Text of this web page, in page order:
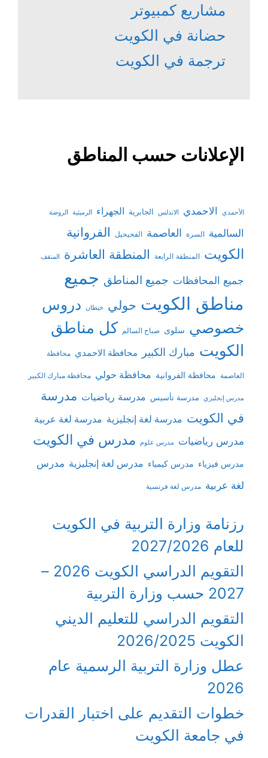
مشاريع كمبيوتر
حضانة في الكويت
ترجمة في الكويت
الإعلانات حسب المناطق
الأحمدي الاحمدي الاندلس الجابرية الجهراء الرميثية الروضة
السالمية السرة العاصمة الفحيحيل الفروانية
الكويت المنطقة الرابعة المنطقة العاشرة المنقف
جميع المحافظات جميع المناطق جميع
مناطق الكويت حولي خيطان دروس
خصوصي سلوى صباح السالم كل مناطق
الكويت مبارك الكبير محافظة الاحمدي محافظة
العاصمة محافظة الفروانية محافظة حولي محافظة مبارك الكبير
مدرس إنجليزي مدرسة تأسيس مدرسة رياضيات مدرسة
في الكويت مدرسة لغة إنجليزية مدرسة لغة عربية
مدرس رياضيات مدرس علوم مدرس في الكويت
مدرس فيزياء مدرس كيمياء مدرس لغة إنجليزية مدرس
لغة عربية مدرس لغة فرنسية
رزنامة وزارة التربية في الكويت
للعام 2027/2026
التقويم الدراسي الكويت 2026 –
2027 حسب وزارة التربية
التقويم الدراسي للتعليم الديني
الكويت 2026/2025
عطل وزارة التربية الرسمية عام
2026
خطوات التقديم على اختبار القدرات
في جامعة الكويت